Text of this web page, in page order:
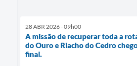
28 ABR 2026 - 09h00
A missão de recuperar toda a
do Ouro e Riacho do Cedro
final.